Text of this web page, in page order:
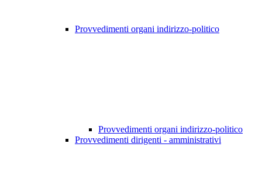
Provvedimenti organi indirizzo-politico
Provvedimenti organi indirizzo-politico
Provvedimenti dirigenti - amministrativi